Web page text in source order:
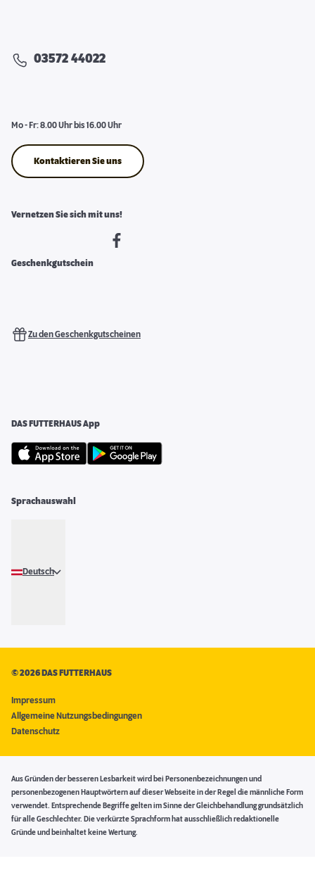
03572 44022
Mo - Fr: 8.00 Uhr bis 16.00 Uhr
Kontaktieren Sie uns
Vernetzen Sie sich mit uns!
Geschenkgutschein
Zu den Geschenkgutscheinen
DAS FUTTERHAUS App
Sprachauswahl
Deutsch
©2026 DAS FUTTERHAUS
Impressum
Allgemeine Nutzungsbedingungen
Datenschutz
Aus Gründen der besseren Lesbarkeit wird bei Personenbezeichnungen und
personenbezogenen Hauptwörtern auf dieser Webseite in der Regel die männliche Form
verwendet. Entsprechende Begriffe gelten im Sinne der Gleichbehandlung grundsätzlich
für alle Geschlechter. Die verkürzte Sprachform hat ausschließlich redaktionelle
Gründe und beinhaltet keine Wertung.